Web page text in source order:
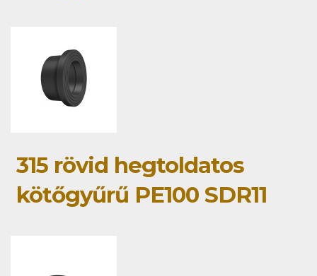
315 rövid hegtoldatos
kötőgyűrű PE100 SDR11